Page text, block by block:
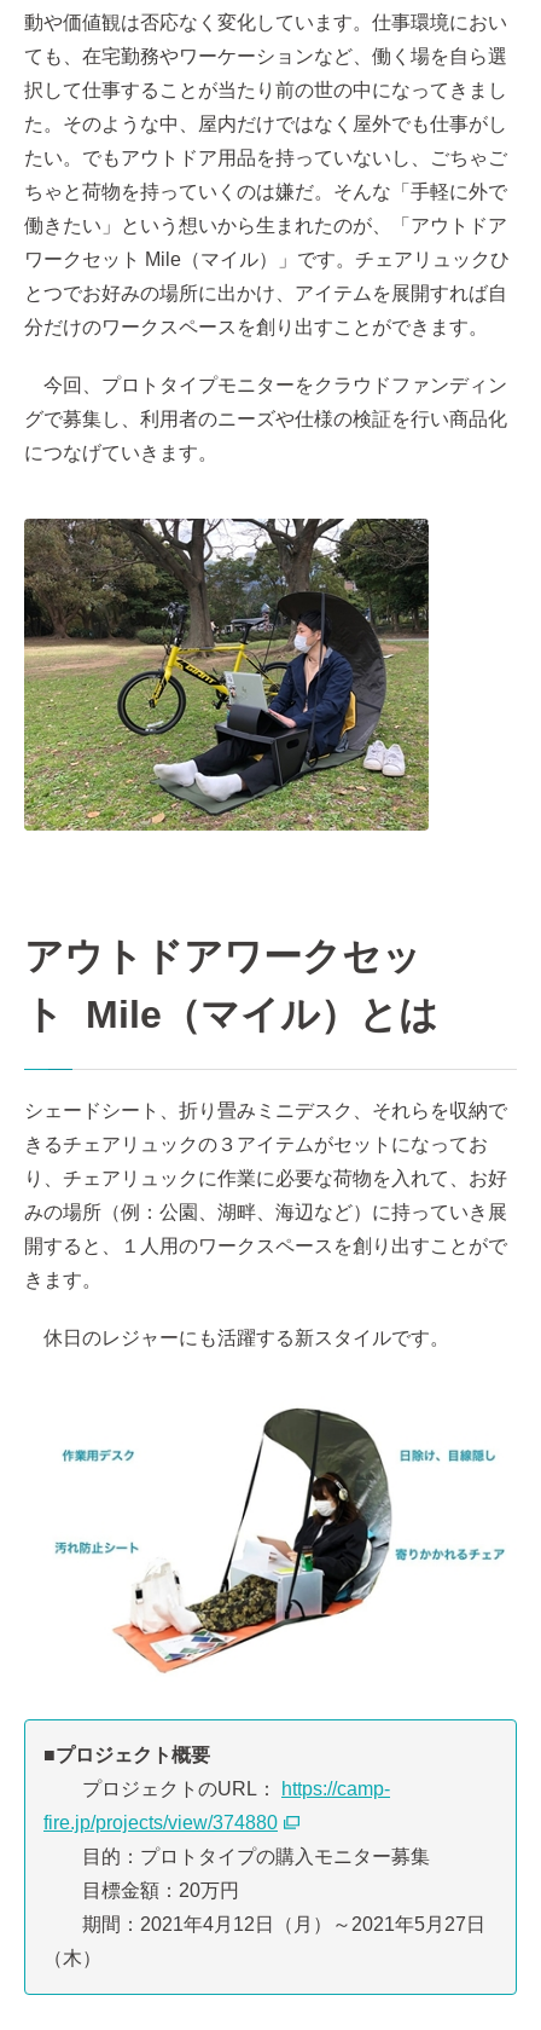
動や価値観は否応なく変化しています。仕事環境におい
ても、在宅勤務やワーケーションなど、働く場を自ら選
択して仕事することが当たり前の世の中になってきまし
た。そのような中、屋内だけではなく屋外でも仕事がし
たい。でもアウトドア用品を持っていないし、ごちゃご
ちゃと荷物を持っていくのは嫌だ。そんな「手軽に外で
働きたい」という想いから生まれたのが、「アウトドア
ワークセット Mile（マイル）」です。チェアリュックひ
とつでお好みの場所に出かけ、アイテムを展開すれば自
分だけのワークスペースを創り出すことができます。
今回、プロトタイプモニターをクラウドファンディン
グで募集し、利用者のニーズや仕様の検証を行い商品化
につなげていきます。
アウトドアワークセッ
ト Mile（マイル）とは
シェードシート、折り畳みミニデスク、それらを収納で
きるチェアリュックの３アイテムがセットになってお
り、チェアリュックに作業に必要な荷物を入れて、お好
みの場所（例：公園、湖畔、海辺など）に持っていき展
開すると、１人用のワークスペースを創り出すことがで
きます。
休日のレジャーにも活躍する新スタイルです。
■プロジェクト概要
プロジェクトのURL：
https://camp-
fire.jp/projects/view/374880
目的：プロトタイプの購入モニター募集
目標金額：20万円
期間：2021年4月12日（月）～2021年5月27日
（木）